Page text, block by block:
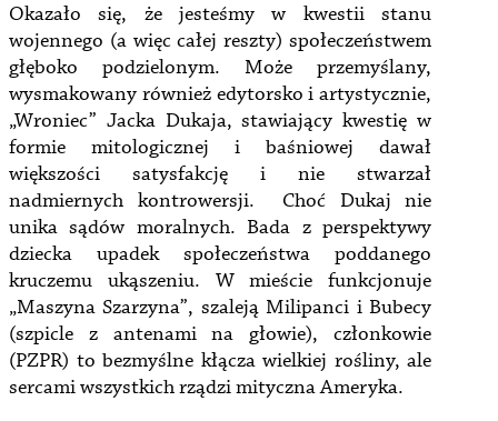
Okazało się, że jesteśmy w kwestii stanu
wojennego (a więc całej reszty) społeczeństwem
głęboko podzielonym. Może przemyślany,
wysmakowany również edytorsko i artystycznie,
„Wroniec” Jacka Dukaja, stawiający kwestię w
formie mitologicznej i baśniowej dawał
większości satysfakcję i nie stwarzał
nadmiernych kontrowersji. Choć Dukaj nie
unika sądów moralnych. Bada z perspektywy
dziecka upadek społeczeństwa poddanego
kruczemu ukąszeniu. W mieście funkcjonuje
„Maszyna Szarzyna”, szaleją Milipanci i Bubecy
(szpicle z antenami na głowie), członkowie
(PZPR) to bezmyślne kłącza wielkiej rośliny, ale
sercami wszystkich rządzi mityczna Ameryka.